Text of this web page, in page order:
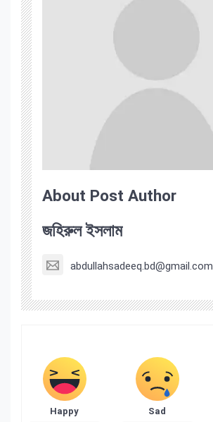
About Post Author
জহিরুল ইসলাম
abdullahsadeeq.bd@gmail.com
Happy Sad